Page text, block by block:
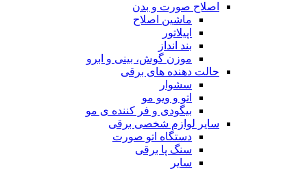
اصلاح صورت و بدن
ماشین اصلاح
اپیلاتور
بند انداز
موزن گوش، بینی و ابرو
حالت دهنده های برقی
سشوار
اتو و ویو مو
بیگودی و فر کننده ی مو
سایر لوازم شخصی برقی
دستگاه اتو صورت
سنگ پا برقی
سایر